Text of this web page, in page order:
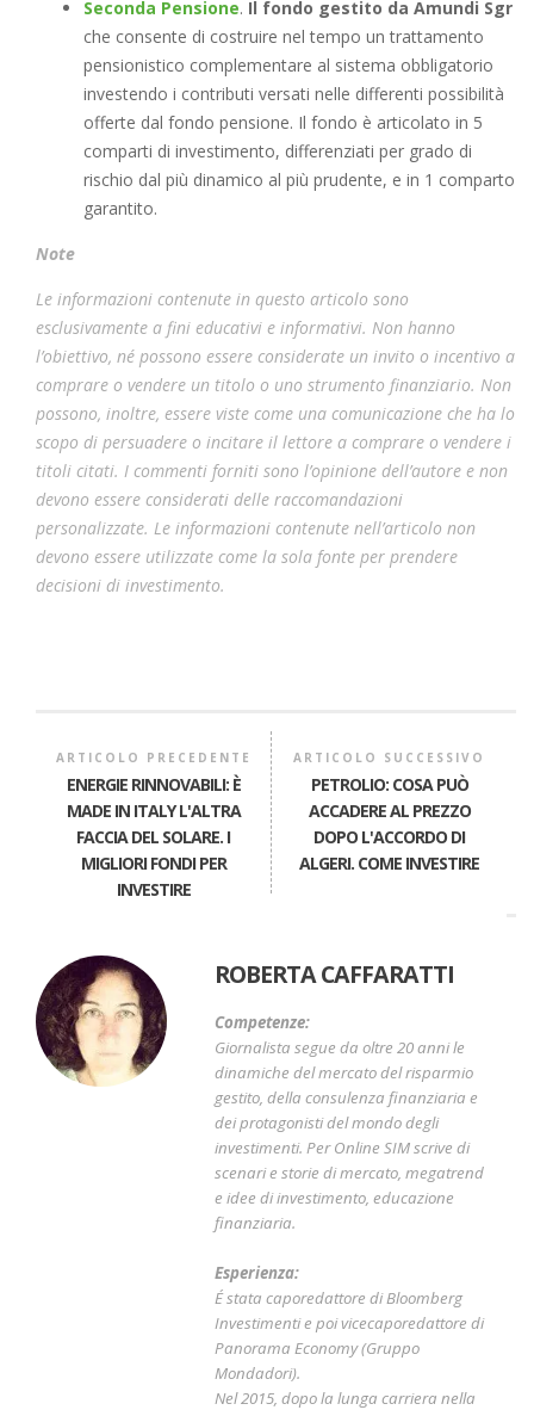
Seconda Pensione. Il fondo gestito da Amundi Sgr
che consente di costruire nel tempo un trattamento
pensionistico complementare al sistema obbligatorio
investendo i contributi versati nelle differenti possibilità
offerte dal fondo pensione. Il fondo è articolato in 5
comparti di investimento, differenziati per grado di
rischio dal più dinamico al più prudente, e in 1 comparto
garantito.
Note
Le informazioni contenute in questo articolo sono
esclusivamente a fini educativi e informativi. Non hanno
l’obiettivo, né possono essere considerate un invito o incentivo a
comprare o vendere un titolo o uno strumento finanziario. Non
possono, inoltre, essere viste come una comunicazione che ha lo
scopo di persuadere o incitare il lettore a comprare o vendere i
titoli citati. I commenti forniti sono l’opinione dell’autore e non
devono essere considerati delle raccomandazioni
personalizzate. Le informazioni contenute nell’articolo non
devono essere utilizzate come la sola fonte per prendere
decisioni di investimento.
ARTICOLO PRECEDENTE
ENERGIE RINNOVABILI: È
MADE IN ITALY L'ALTRA
FACCIA DEL SOLARE. I
MIGLIORI FONDI PER
INVESTIRE
ARTICOLO SUCCESSIVO
PETROLIO: COSA PUÒ
ACCADERE AL PREZZO
DOPO L'ACCORDO DI
ALGERI. COME INVESTIRE
ROBERTA CAFFARATTI
Competenze:
Giornalista segue da oltre 20 anni le
dinamiche del mercato del risparmio
gestito, della consulenza finanziaria e
dei protagonisti del mondo degli
investimenti. Per Online SIM scrive di
scenari e storie di mercato, megatrend
e idee di investimento, educazione
finanziaria.
Esperienza:
É stata caporedattore di Bloomberg
Investimenti e poi vicecaporedattore di
Panorama Economy (Gruppo
Mondadori).
Nel 2015, dopo la lunga carriera nella